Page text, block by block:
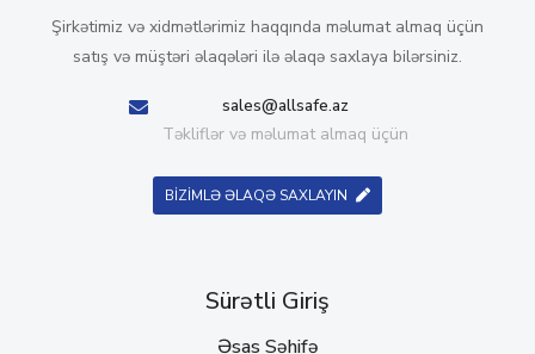
Şirkətimiz və xidmətlərimiz haqqında məlumat almaq üçün
satış və müştəri əlaqələri ilə əlaqə saxlaya bilərsiniz.
sales@allsafe.az
Təkliflər və məlumat almaq üçün
BİZİMLƏ ƏLAQƏ SAXLAYIN
Sürətli Giriş
Əsas Səhifə